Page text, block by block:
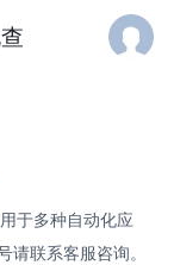
于多种自动化应
请联系客服咨询。